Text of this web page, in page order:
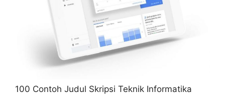
100 Contoh Judul Skripsi Teknik Informatika